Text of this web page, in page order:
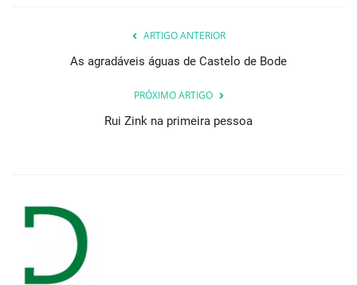
ARTIGO ANTERIOR
As agradáveis águas de Castelo de Bode
PRÓXIMO ARTIGO
Rui Zink na primeira pessoa